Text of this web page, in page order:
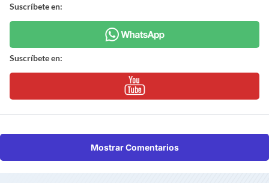
Suscríbete en:
Suscríbete en:
Mostrar Comentarios